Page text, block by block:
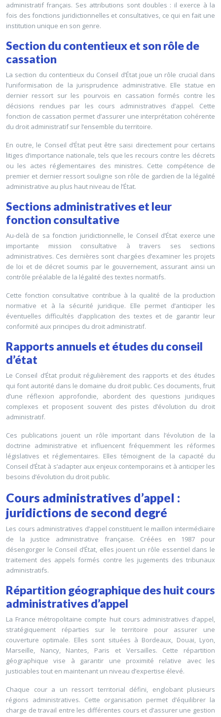
administratif français. Ses attributions sont doubles : il exerce à la
fois des fonctions juridictionnelles et consultatives, ce qui en fait une
institution unique en son genre.
Section du contentieux et son rôle de
cassation
La section du contentieux du Conseil d’État joue un rôle crucial dans
l’uniformisation de la jurisprudence administrative. Elle statue en
dernier ressort sur les pourvois en cassation formés contre les
décisions rendues par les cours administratives d’appel. Cette
fonction de cassation permet d’assurer une interprétation cohérente
du droit administratif sur l’ensemble du territoire.
En outre, le Conseil d’État peut être saisi directement pour certains
litiges d’importance nationale, tels que les recours contre les décrets
ou les actes réglementaires des ministres. Cette compétence de
premier et dernier ressort souligne son rôle de gardien de la légalité
administrative au plus haut niveau de l’État.
Sections administratives et leur
fonction consultative
Au-delà de sa fonction juridictionnelle, le Conseil d’État exerce une
importante mission consultative à travers ses sections
administratives. Ces dernières sont chargées d’examiner les projets
de loi et de décret soumis par le gouvernement, assurant ainsi un
contrôle préalable de la légalité des textes normatifs.
Cette fonction consultative contribue à la qualité de la production
normative et à la sécurité juridique. Elle permet d’anticiper les
éventuelles difficultés d’application des textes et de garantir leur
conformité aux principes du droit administratif.
Rapports annuels et études du conseil
d’état
Le Conseil d’État produit régulièrement des rapports et des études
qui font autorité dans le domaine du droit public. Ces documents, fruit
d’une réflexion approfondie, abordent des questions juridiques
complexes et proposent souvent des pistes d’évolution du droit
administratif.
Ces publications jouent un rôle important dans l’évolution de la
doctrine administrative et influencent fréquemment les réformes
législatives et réglementaires. Elles témoignent de la capacité du
Conseil d’État à s’adapter aux enjeux contemporains et à anticiper les
besoins d’évolution du droit public.
Cours administratives d’appel :
juridictions de second degré
Les cours administratives d’appel constituent le maillon intermédiaire
de la justice administrative française. Créées en 1987 pour
désengorger le Conseil d’État, elles jouent un rôle essentiel dans le
traitement des appels formés contre les jugements des tribunaux
administratifs.
Répartition géographique des huit cours
administratives d’appel
La France métropolitaine compte huit cours administratives d’appel,
stratégiquement réparties sur le territoire pour assurer une
couverture optimale. Elles sont situées à Bordeaux, Douai, Lyon,
Marseille, Nancy, Nantes, Paris et Versailles. Cette répartition
géographique vise à garantir une proximité relative avec les
justiciables tout en maintenant un niveau d’expertise élevé.
Chaque cour a un ressort territorial défini, englobant plusieurs
régions administratives. Cette organisation permet d’équilibrer la
charge de travail entre les différentes cours et d’assurer une gestion